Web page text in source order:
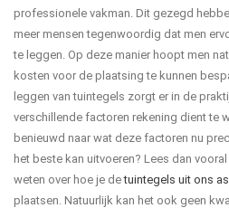
professionele vakman. Dit gezegd
meer mensen tegenwoordig dat men
te leggen. Op deze manier hoopt men
kosten voor de plaatsing te kunnen
leggen van tuintegels zorgt er in de
verschillende factoren rekening dient te
benieuwd naar wat deze factoren nu
het beste kan uitvoeren? Lees dan
weten over hoe je detuintegels uit ons
plaatsen. Natuurlijk kan het ook geen